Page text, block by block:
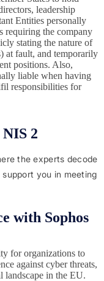
leadership
Entities personally
requiring the company
stating the nature of
at fault, and temporarily
positions. Also,
liable when having
responsibilities for
2
the experts decode
you in meeting
with Sophos
for organizations to
against cyber threats,
landscape in the EU.